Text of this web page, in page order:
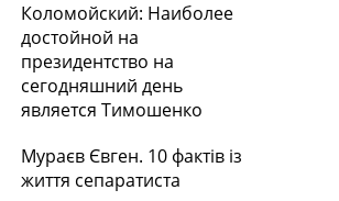
Коломойский: Наиболее
достойной на
президентство на
сегодняшний день
является Тимошенко
Мураєв Євген. 10 фактів із
життя сепаратиста